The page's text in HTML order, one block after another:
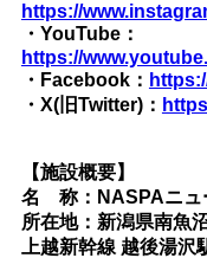
https://
・YouTube：
https://
・Facebook：
・X(旧Twitter)：
【施設概要】
名 称：NASPAニュ
所在地：新潟県南魚
上越新幹線 越後湯